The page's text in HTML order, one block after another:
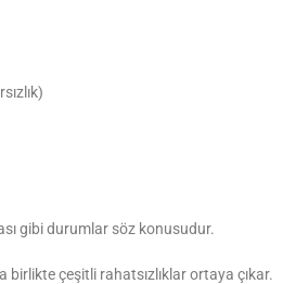
gibi durumlar söz konusudur.
çeşitli rahatsızlıklar ortaya çıkar.